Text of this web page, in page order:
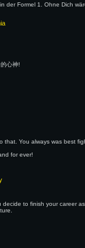
der Formel 1. Ohne Dich
心神!
You always was best
for ever!
to finish your career